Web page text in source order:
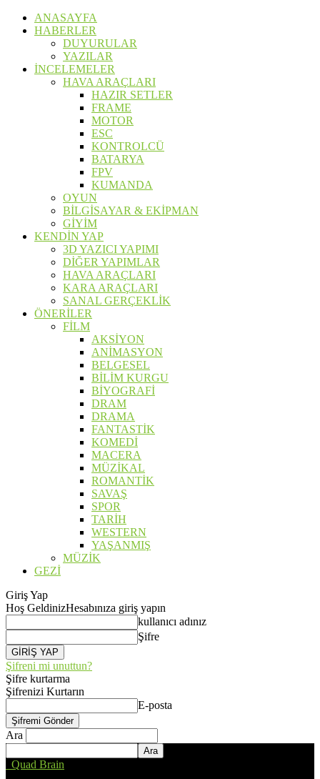
ANASAYFA
HABERLER
DUYURULAR
YAZILAR
İNCELEMELER
HAVA ARAÇLARI
HAZIR SETLER
FRAME
MOTOR
ESC
KONTROLCÜ
BATARYA
FPV
KUMANDA
OYUN
BİLGİSAYAR & EKİPMAN
GİYİM
KENDİN YAP
3D YAZICI YAPIMI
DİĞER YAPIMLAR
HAVA ARAÇLARI
KARA ARAÇLARI
SANAL GERÇEKLİK
ÖNERİLER
FİLM
AKSİYON
ANİMASYON
BELGESEL
BİLİM KURGU
BİYOGRAFİ
DRAM
DRAMA
FANTASTİK
KOMEDİ
MACERA
MÜZİKAL
ROMANTİK
SAVAŞ
SPOR
TARİH
WESTERN
YAŞANMIŞ
MÜZİK
GEZİ
Giriş Yap
Hoş GeldinizHesabınıza giriş yapın
kullanıcı adınız
Şifre
Şifreni mi unuttun?
Şifre kurtarma
Şifrenizi Kurtarın
E-posta
Ara
Quad Brain